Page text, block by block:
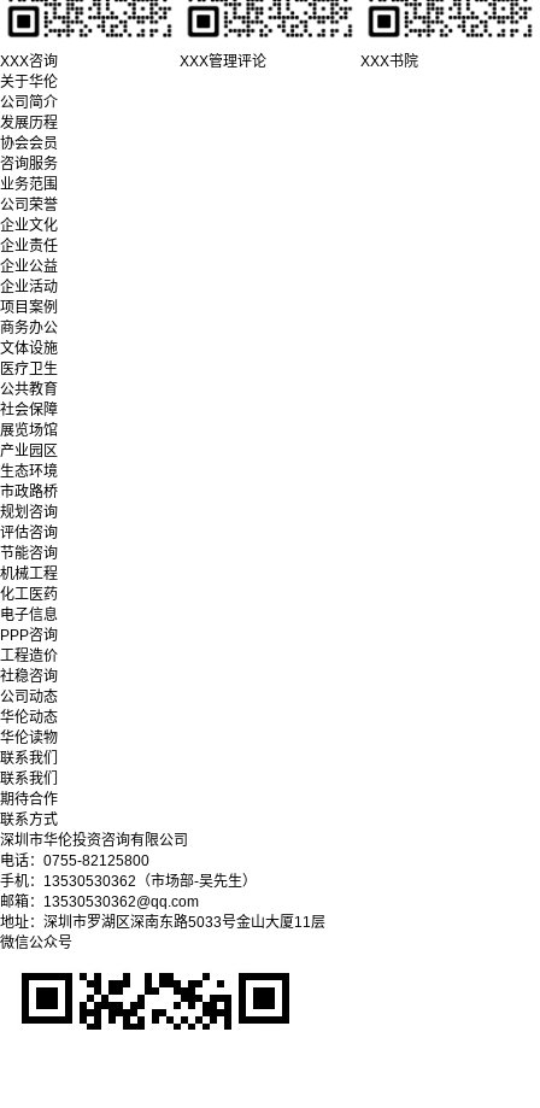
XXX咨询 XXX管理评论
XXX书院
关于华伦
公司简介
发展历程
协会会员
咨询服务
业务范围
公司荣誉
企业文化
企业责任
企业公益
企业活动
项目案例
商务办公
文体设施
医疗卫生
公共教育
社会保障
展览场馆
产业园区
生态环境
市政路桥
规划咨询
评估咨询
节能咨询
机械工程
化工医药
电子信息
PPP咨询
工程造价
社稳咨询
公司动态
华伦动态
华伦读物
联系我们
联系我们
期待合作
联系方式
深圳市华伦投资咨询有限公司
电话：0755-82125800
手机：13530530362（市场部-吴先生）
邮箱：13530530362@qq.com
地址：深圳市罗湖区深南东路5033号金山大厦11层
微信公众号